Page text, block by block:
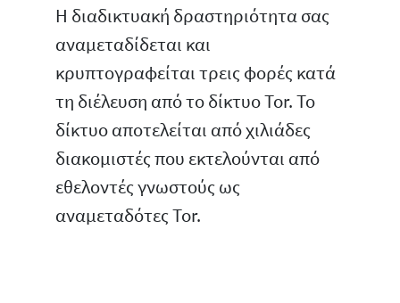
Η διαδικτυακή δραστηριότητα σας
αναμεταδίδεται και
κρυπτογραφείται τρεις φορές κατά
τη διέλευση από το δίκτυο Tor. Το
δίκτυο αποτελείται από χιλιάδες
διακομιστές που εκτελούνται από
εθελοντές γνωστούς ως
αναμεταδότες Tor.